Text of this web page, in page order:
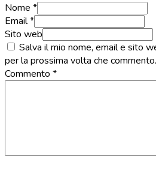
Nome *
Email *
Sito web
Salva il mio nome, email e sito
per la prossima volta che commento.
Commento *